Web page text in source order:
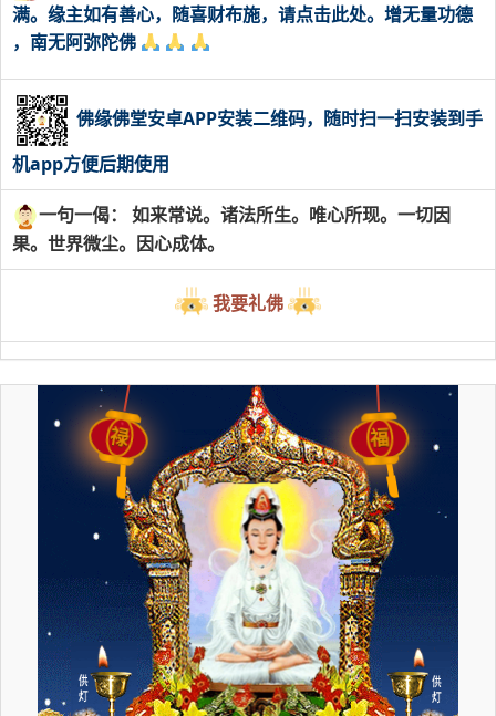
满。缘主如有善心，随喜财布施，请点击此处。增无量功德
，南无阿弥陀佛
佛缘佛堂安卓APP安装二维码，随时扫一扫安装到手
机app方便后期使用
一句一偈： 如来常说。诸法所生。唯心所现。一切因
果。世界微尘。因心成体。
我要礼佛
福
禄